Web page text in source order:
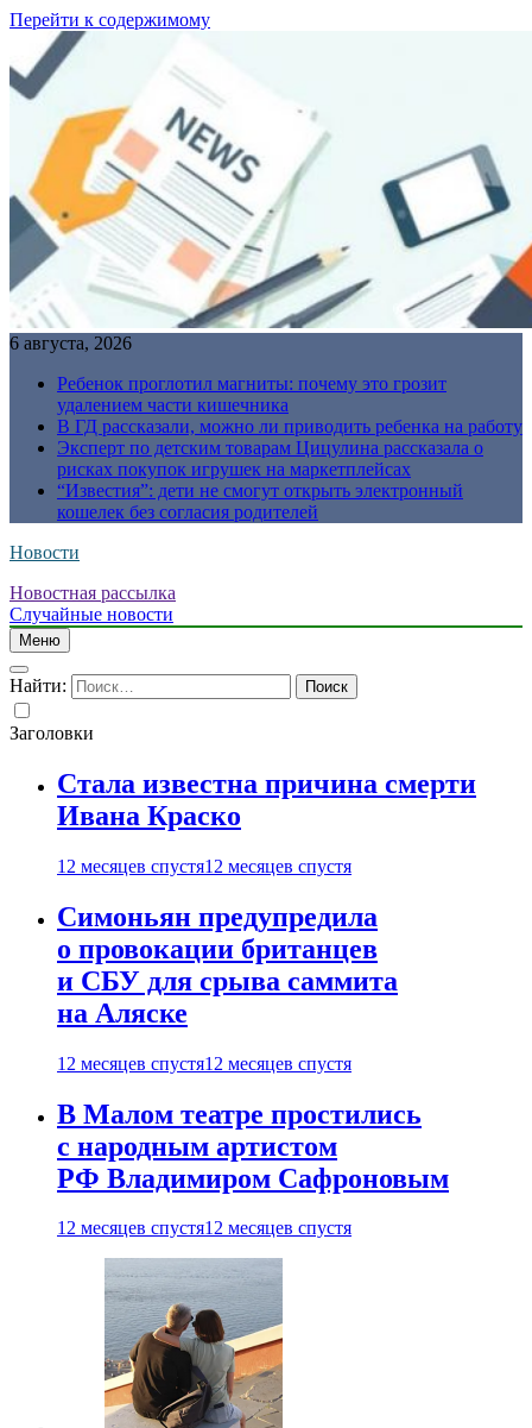
Перейти к содержимому
6 августа, 2026
Ребенок проглотил магниты: почему это грозит
удалением части кишечника
В ГД рассказали, можно ли приводить ребенка на работу
Эксперт по детским товарам Цицулина рассказала о
рисках покупок игрушек на маркетплейсах
“Известия”: дети не смогут открыть электронный
кошелек без согласия родителей
Новости
Новостная рассылка
Случайные новости
Меню
Найти:
Заголовки
Стала известна причина смерти
Ивана Краско
12 месяцев спустя12 месяцев спустя
Симоньян предупредила
о провокации британцев
и СБУ для срыва саммита
на Аляске
12 месяцев спустя12 месяцев спустя
В Малом театре простились
с народным артистом
РФ Владимиром Сафроновым
12 месяцев спустя12 месяцев спустя